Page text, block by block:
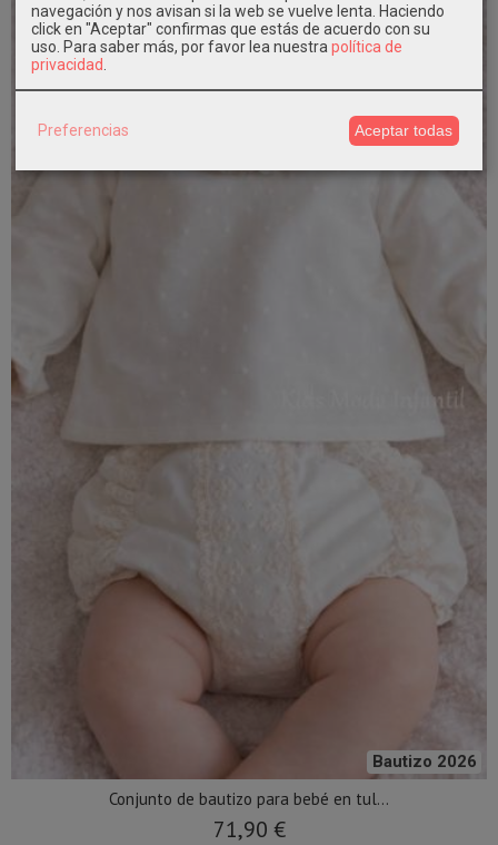
Bautizo 2026
Conjunto de bautizo para bebé en tul...
71,90 €
navegación y nos avisan si la web se vuelve lenta. Haciendo
click en "Aceptar" confirmas que estás de acuerdo con su
uso. Para saber más, por favor lea nuestra política de
privacidad
Preferencias Aceptar todas